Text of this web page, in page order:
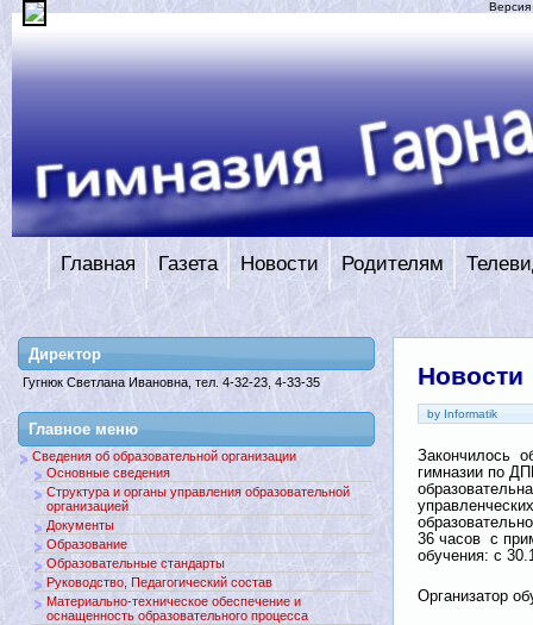
Версия
Главная Газета Новости Родителям
Новости
by Informatik
Закончилось
гимназии по
36 часов с
обучения: с
Организатор
Директор
Гугнюк Светлана Ивановна, тел. 4-32-23, 4-33-35
Главное меню
Сведения об образовательной организации
Основные сведения
Структура и органы управления образовательной
организацией
Документы
Образование
Образовательные стандарты
Руководство, Педагогический состав
Материально-техническое обеспечение и
оснащенность образовательного процесса